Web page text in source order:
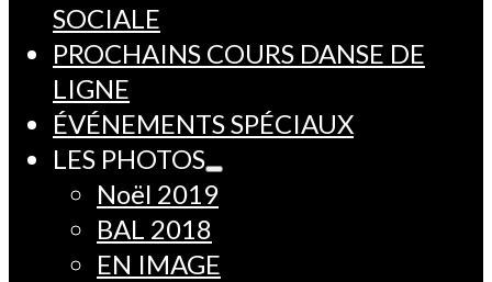
SOCIALE
PROCHAINS COURS DANSE DE
LIGNE
ÉVÉNEMENTS SPÉCIAUX
LES PHOTOS
Noël 2019
BAL 2018
EN IMAGE